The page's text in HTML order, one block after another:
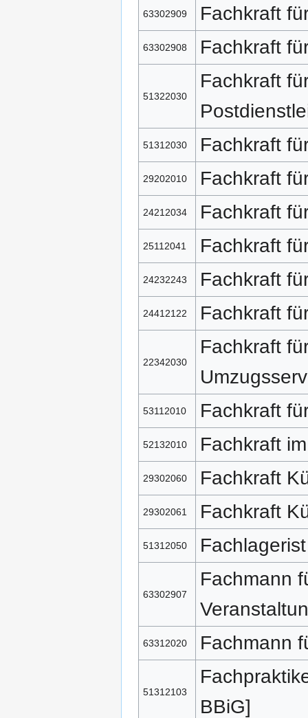
63302909 Fachkraft
63302908 Fachkraft
51322030
Fachkraft
51312030 Fachkraft
29202010 Fachkraft
24212034 Fachkraft
25112041 Fachkraft
24232243 Fachkraft
24412122 Fachkraft
22342030
Fachkraft
53112010 Fachkraft
52132010 Fachkraft
29302060 Fachkraft
29302061 Fachkraft
51312050 Fachlagerist
63302907
Fachmann
63312020 Fachmann
51312103
BBiG]